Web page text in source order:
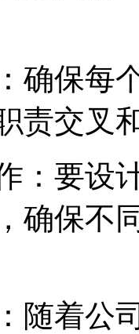
确保每
责交叉
：要设
确保不
随着公